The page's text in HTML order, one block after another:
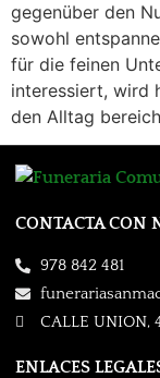
gegenüber den
sowohl
für die feinen
interessiert, wird
den Alltag
CONTACTA CON
978 842 481
CALLE UNION,
ENLACES